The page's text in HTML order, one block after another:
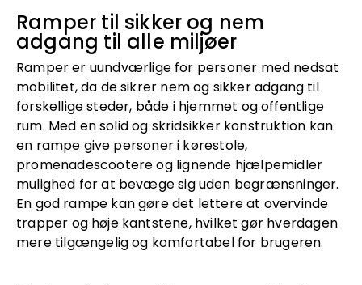
Ramper til sikker og nem
adgang til alle miljøer
Ramper er uundværlige for personer med nedsat
mobilitet, da de sikrer nem og sikker adgang til
forskellige steder, både i hjemmet og offentlige
rum. Med en solid og skridsikker konstruktion kan
en rampe give personer i kørestole,
promenadescootere og lignende hjælpemidler
mulighed for at bevæge sig uden begrænsninger.
En god rampe kan gøre det lettere at overvinde
trapper og høje kantstene, hvilket gør hverdagen
mere tilgængelig og komfortabel for brugeren.